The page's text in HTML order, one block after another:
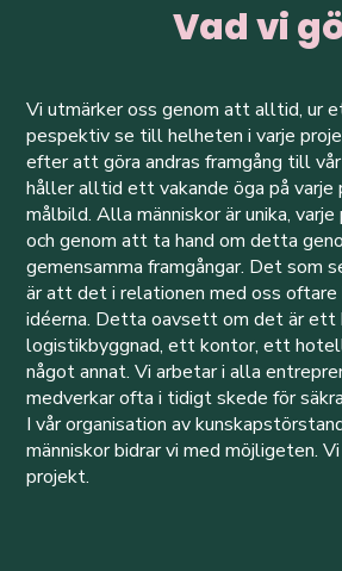
Vad vi
Vi utmärker oss genom att alltid, ur
pespektiv se till helheten i varje
efter att göra andras framgång till
håller alltid ett vakande öga på
målbild. Alla människor är unika,
och genom att ta hand om detta
gemensamma framgångar. Det som
är att det i relationen med oss
idéerna. Detta oavsett om det är ett
logistikbyggnad, ett kontor, ett
något annat. Vi arbetar i alla
medverkar ofta i tidigt skede för
I vår organisation av
människor bidrar vi med möjligeten.
projekt.